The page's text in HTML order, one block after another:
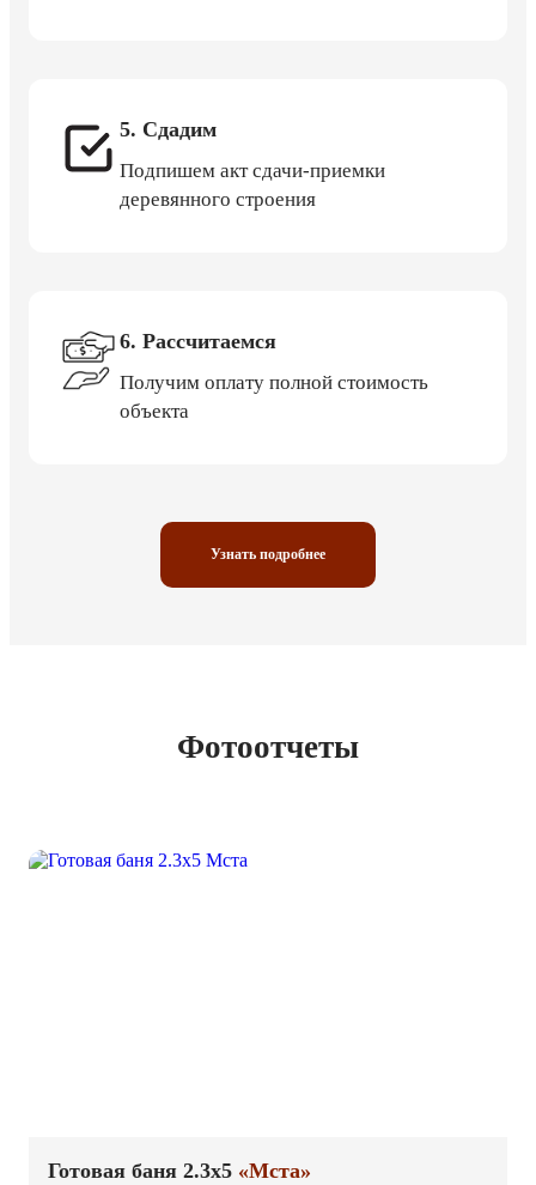
5. Сдадим
Подпишем акт сдачи-приемки
деревянного строения
6. Рассчитаемся
Получим оплату полной стоимость
объекта
Узнать подробнее
Фотоотчеты
Готовая баня 2.3х5 «Мста»